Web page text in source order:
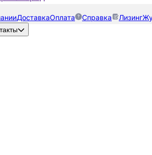
ДоставкаОплата Справка Лизинг